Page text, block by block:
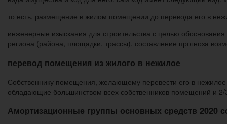
то есть, размещение в жилом помещении до перевода его в
инженерные изыскания для строительства с целью
региона (района, площадки, трассы), составление прогноза
перевод помещения из жилого в нежилое
Собственнику помещения, желающему перевести его в
обладающие большинством всех собственников помещений и
Амортизационные группы основных средств 2020